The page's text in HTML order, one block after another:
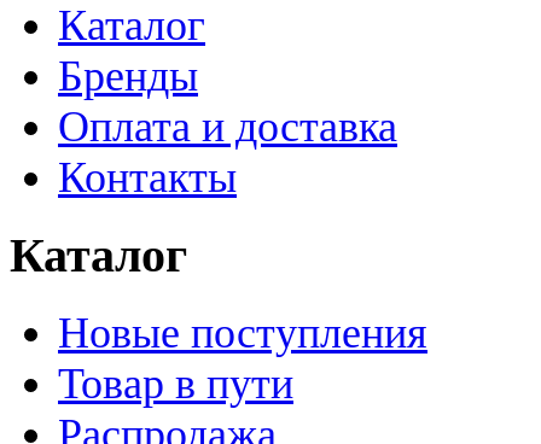
Каталог
Бренды
Оплата и доставка
Контакты
Каталог
Новые поступления
Товар в пути
Распродажа